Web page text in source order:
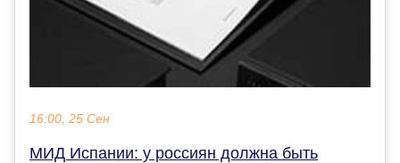
16:00, 25 Сен
МИД Испании: у россиян должна быть